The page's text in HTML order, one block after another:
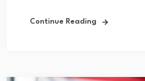
Continue Reading